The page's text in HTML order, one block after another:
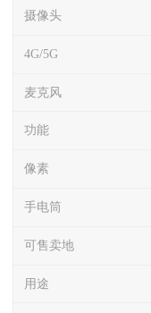
摄像头
4G/5G
麦克风
功能
像素
手电筒
可售卖地
用途